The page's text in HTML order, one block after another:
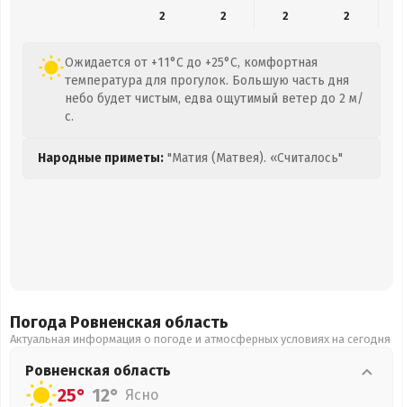
2
2 2 2
Ожидается от +11°C до +25°C, комфортная
температура для прогулок. Большую часть дня
небо будет чистым, едва ощутимый ветер до 2 м/
с.
Народные приметы: "Матия (Матвея). «Считалось"
Погода Ровненская область
Актуальная информация о погоде и атмосферных условиях на сегодня
Ровненская область
25° 12° Ясно